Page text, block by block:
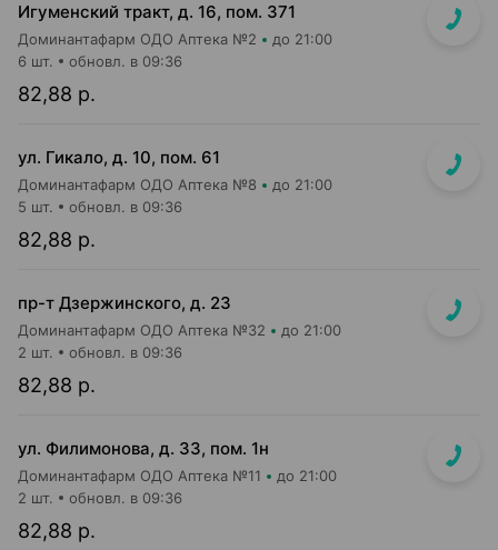
Игуменский тракт, д. 16, пом. 371
Доминантафарм ОДО Аптека №2 до 21:00
82,88 р.
6 шт. обновл. в 09:36
ул. Гикало, д. 10, пом. 61
Доминантафарм ОДО Аптека №8 до 21:00
82,88 р.
5 шт. обновл. в 09:36
пр-т Дзержинского, д. 23
Доминантафарм ОДО Аптека №32 до 21:00
82,88 р.
2 шт. обновл. в 09:36
ул. Филимонова, д. 33, пом. 1н
Доминантафарм ОДО Аптека №11 до 21:00
82,88 р.
2 шт. обновл. в 09:36